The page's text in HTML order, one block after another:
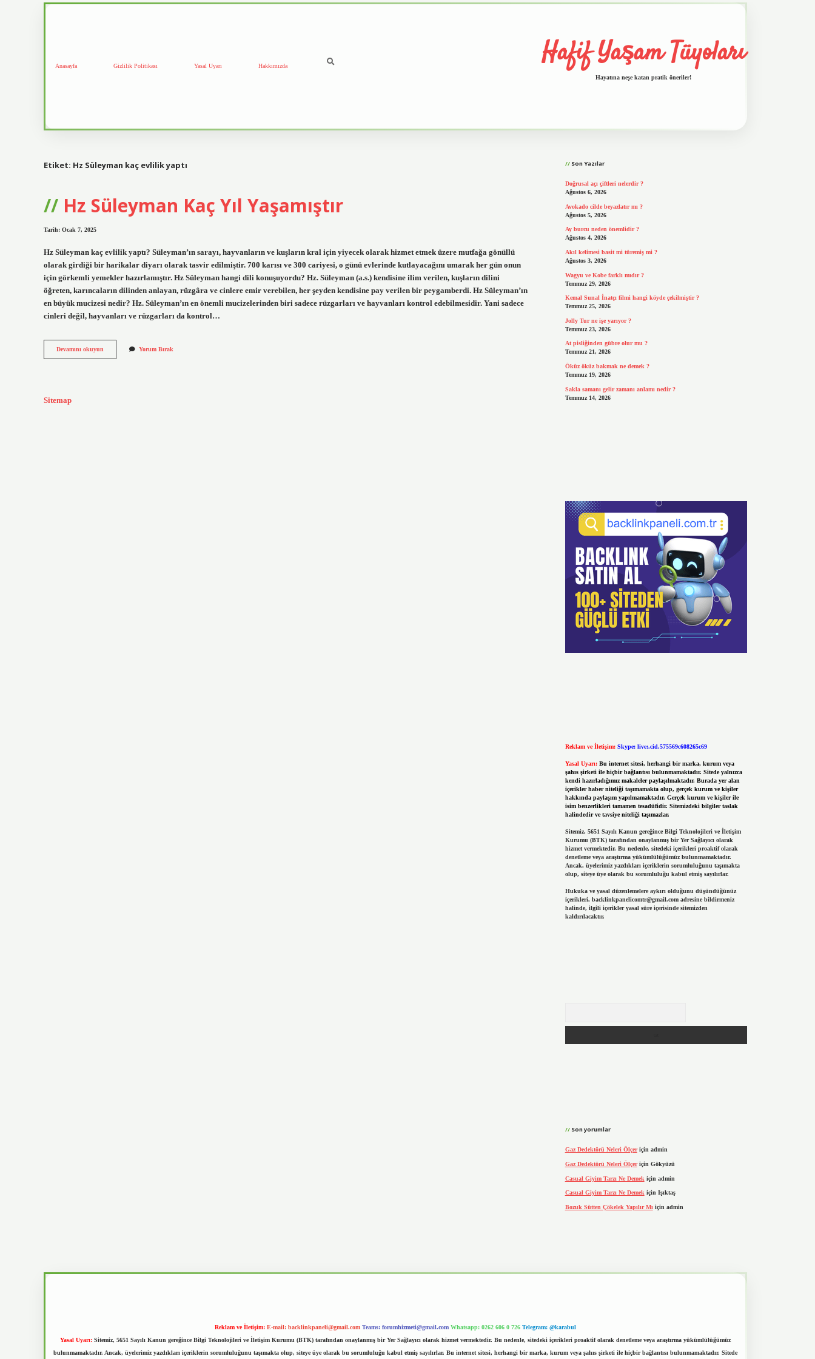
Anasayfa Gizlilik Politikası Yasal Uyarı Hakkımızda Hafif Yaşam Tüyoları
Hayatına neşe katan pratik öneriler!
Etiket: Hz Süleyman kaç evlilik yaptı
Hz Süleyman Kaç Yıl Yaşamıştır
Tarih: Ocak 7, 2025
Hz Süleyman kaç evlilik yaptı? Süleyman’ın sarayı, hayvanların ve kuşların kral için yiyecek olarak hizmet etmek üzere mutfağa gönüllü
olarak girdiği bir harikalar diyarı olarak tasvir edilmiştir. 700 karısı ve 300 cariyesi, o günü evlerinde kutlayacağını umarak her gün onun
için görkemli yemekler hazırlamıştır. Hz Süleyman hangi dili konuşuyordu? Hz. Süleyman (a.s.) kendisine ilim verilen, kuşların dilini
öğreten, karıncaların dilinden anlayan, rüzgâra ve cinlere emir verebilen, her şeyden kendisine pay verilen bir peygamberdi. Hz Süleyman’ın
en büyük mucizesi nedir? Hz. Süleyman’ın en önemli mucizelerinden biri sadece rüzgarları ve hayvanları kontrol edebilmesidir. Yani sadece
cinleri değil, hayvanları ve rüzgarları da kontrol…
Devamını okuyun
Süleyman
Yorum Bırak
Sitemap
Son Yazılar
Doğrusal açı çiftleri nelerdir ?
Ağustos 6, 2026
Avokado cilde beyazlatır mı ?
Ağustos 5, 2026
Ay burcu neden önemlidir ?
Ağustos 4, 2026
Akıl kelimesi basit mi türemiş mi ?
Ağustos 3, 2026
Wagyu ve Kobe farklı mıdır ?
Temmuz 29, 2026
Kemal Sunal İnatçı filmi hangi köyde çekilmiştir ?
Temmuz 25, 2026
Jolly Tur ne işe yarıyor ?
Temmuz 23, 2026
At pisliğinden gübre olur mu ?
Temmuz 21, 2026
Öküz öküz bakmak ne demek ?
Temmuz 19, 2026
Sakla samanı gelir zamanı anlamı nedir ?
Temmuz 14, 2026
Reklam ve İletişim: Skype: live:.cid.575569c608265c69
Yasal Uyarı: Bu internet sitesi, herhangi bir marka, kurum veya
şahıs şirketi ile hiçbir bağlantısı bulunmamaktadır. Sitede yalnızca
kendi hazırladığımız makaleler paylaşılmaktadır. Burada yer alan
içerikler haber niteliği taşımamakta olup, gerçek kurum ve kişiler
hakkında paylaşım yapılmamaktadır. Gerçek kurum ve kişiler ile
isim benzerlikleri tamamen tesadüfidir. Sitemizdeki bilgiler taslak
halindedir ve tavsiye niteliği taşımazlar.
Sitemiz, 5651 Sayılı Kanun gereğince Bilgi Teknolojileri ve İletişim
Kurumu (BTK) tarafından onaylanmış bir Yer Sağlayıcı olarak
hizmet vermektedir. Bu nedenle, sitedeki içerikleri proaktif olarak
denetleme veya araştırma yükümlülüğümüz bulunmamaktadır.
Ancak, üyelerimiz yazdıkları içeriklerin sorumluluğunu taşımakta
olup, siteye üye olarak bu sorumluluğu kabul etmiş sayılırlar.
Hukuka ve yasal düzenlemelere aykırı olduğunu düşündüğünüz
içerikleri, backlinkpanelicomtr@gmail.comadresine bildirmeniz
halinde, ilgili içerikler yasal süre içerisinde sitemizden
kaldırılacaktır.
Son yorumlar
Gaz Dedektörü Neleri Ölçeriçin admin
Gaz Dedektörü Neleri Ölçeriçin Gökyüzü
Casual Giyim Tarzı Ne Demek için admin
Casual Giyim Tarzı Ne Demek için Işıktaş
Bozuk Sütten Çökelek Yapılır Mı için admin
Reklam ve İletişim: E-mail: backlinkpaneli@gmail.com Teams: forumhizmeti@gmail.com Whatsapp: 0262 606 0 726 Telegram: @karabul
Yasal Uyarı: Sitemiz, 5651 Sayılı Kanun gereğince Bilgi Teknolojileri ve İletişim Kurumu (BTK) tarafından onaylanmış bir Yer Sağlayıcı olarak hizmet vermektedir. Bu nedenle, sitedeki içerikleri proaktif olarak denetleme veya araştırma yükümlülüğümüz
bulunmamaktadır. Ancak, üyelerimiz yazdıkları içeriklerin sorumluluğunu taşımakta olup, siteye üye olarak bu sorumluluğu kabul etmiş sayılırlar. Bu internet sitesi, herhangi bir marka, kurum veya şahıs şirketi ile hiçbir bağlantısı bulunmamaktadır. Sitede